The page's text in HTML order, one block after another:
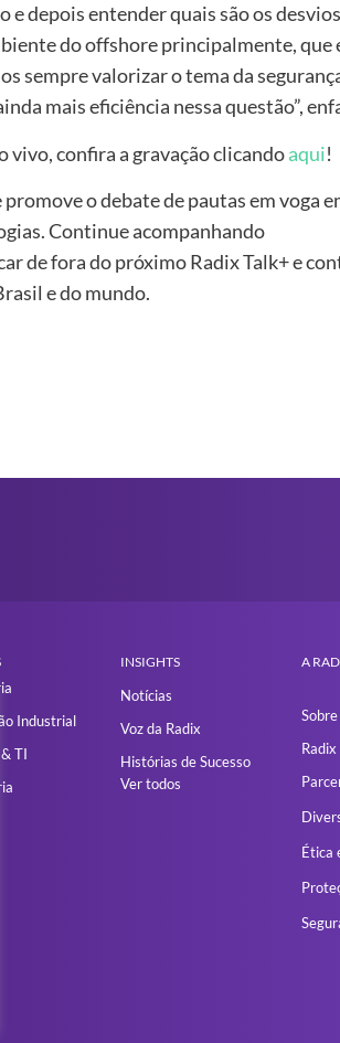
depois entender quais são os
do offshore principalmente, que
sempre valorizar o tema da
mais eficiência nessa questão”,
vivo, confira a gravação clicandoaqui!
o debate de pautas em voga
Continue acompanhando
de fora do próximo Radix Talk+ e
e do mundo.
Industrial
& TI
INSIGHTS
Notícias
Voz da Radix
Histórias de Sucesso
Ver todos
A
Ética